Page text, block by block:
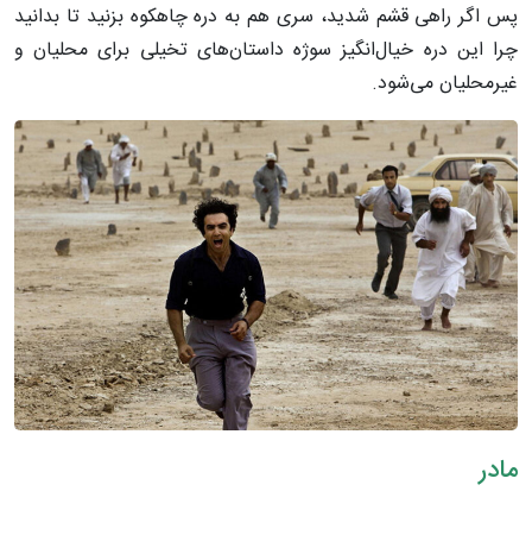
پس اگر راهی قشم شدید، سری هم به دره چاهکوه بزنید تا بدانید
چرا این دره خیال‌انگیز سوژه داستان‌های تخیلی برای محلیان و
غیرمحلیان می‌شود.
مادر